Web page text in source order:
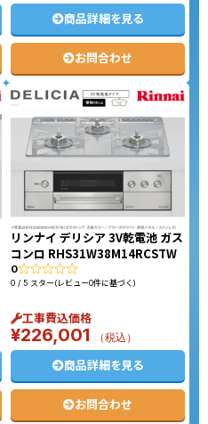
商品詳細を見る
お問合わせ
リンナイ デリシア 3V乾電池 ガス
コンロ RHS31W38M14RCSTW
0
0 / 5 スター(レビュー0件に基づく)
工事費込価格
¥226,001 （税込）
商品詳細を見る
お問合わせ